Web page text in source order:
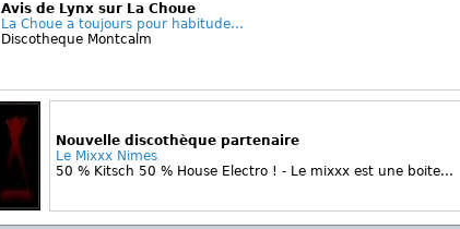
Avis de Lynx sur La Choue
La Choue a toujours pour habitude...
Discotheque Montcalm
Nouvelle discothèque partenaire
Le Mixxx Nimes
50 % Kitsch 50 % House Electro ! - Le mixxx est une boite...